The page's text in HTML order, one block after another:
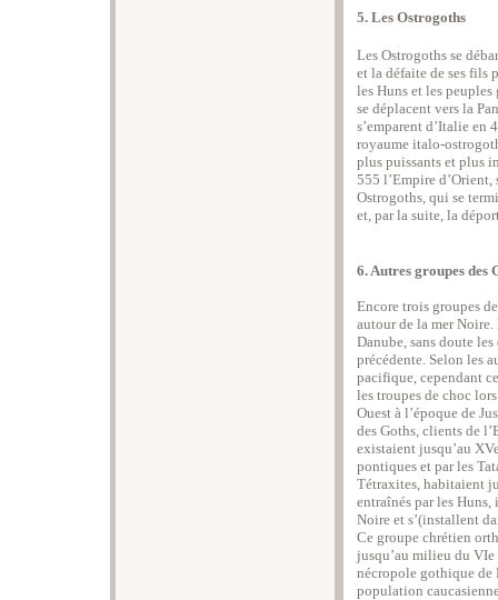
5. Les Ostrogoths
Les Ostrogoths se
et la défaite de ses fils
les Huns et les peuples
se déplacent vers la
s’emparent d’Italie
royaume italo-
plus puissants et plus
555 l’Empire
Ostrogoths, qui se
et, par la suite, la
6. Autres groupes des
Encore trois groupes
autour de la mer
Danube, sans doute
précédente. Selon les
pacifique, cependant
les troupes de choc
Ouest à l’époque de
des Goths, clients de
existaient jusqu’au
pontiques et par les
Tétraxites, habitaient
entraînés par les Huns,
Noire et s’(installent
Ce groupe chrétien
jusqu’au milieu du
nécropole gothique de
population